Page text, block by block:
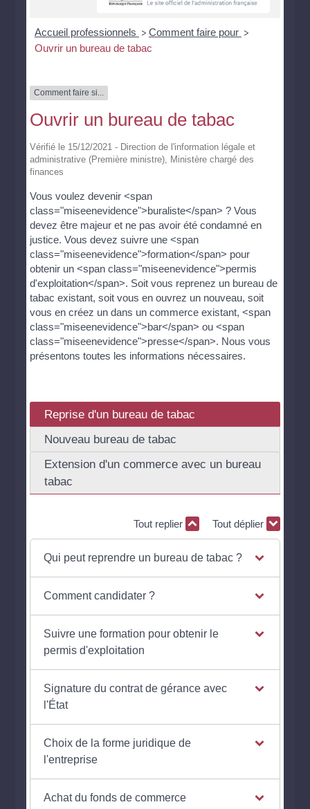
Accueil professionnels > Comment faire pour >
Ouvrir un bureau de tabac
Comment faire si...
Ouvrir un bureau de tabac
Vérifié le 15/12/2021 - Direction de l'information légale et
administrative (Première ministre), Ministère chargé des
finances
Vous voulez devenir <span
class="miseenevidence">buraliste</span> ? Vous
devez être majeur et ne pas avoir été condamné en
justice. Vous devez suivre une <span
class="miseenevidence">formation</span> pour
obtenir un <span class="miseenevidence">permis
d'exploitation</span>. Soit vous reprenez un bureau de
tabac existant, soit vous en ouvrez un nouveau, soit
vous en créez un dans un commerce existant, <span
class="miseenevidence">bar</span> ou <span
class="miseenevidence">presse</span>. Nous vous
présentons toutes les informations nécessaires.
Reprise d'un bureau de tabac
Nouveau bureau de tabac
Extension d'un commerce avec un bureau
tabac
Tout replier Tout déplier
Qui peut reprendre un bureau de tabac ?
Comment candidater ?
Suivre une formation pour obtenir le
permis d'exploitation
Signature du contrat de gérance avec
l'État
Choix de la forme juridique de
l'entreprise
Achat du fonds de commerce